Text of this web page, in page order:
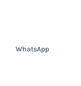
WhatsApp